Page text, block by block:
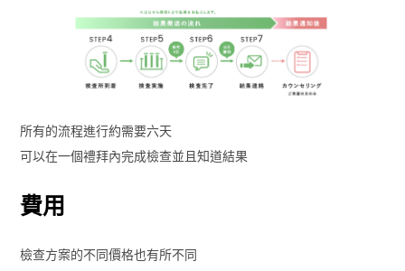
所有的流程進行約需要六天
可以在一個禮拜內完成檢查並且知道結果
費用
檢查方案的不同價格也有所不同